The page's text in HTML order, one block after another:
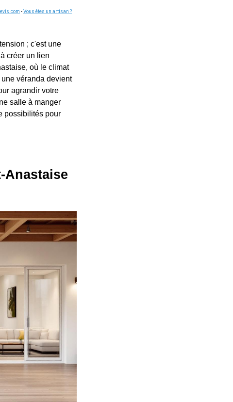
-Vous êtes un artisan ?
; c'est une
créer un lien
où le climat
véranda devient
agrandir votre
salle à manger
possibilités pour
Anastaise